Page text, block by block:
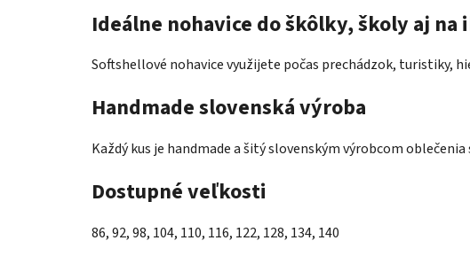
Ideálne nohavice do škôlky, školy aj na
Softshellové nohavice využijete počas prechádzok, turistiky,
Handmade slovenská výroba
Každý kus je handmade a šitý slovenským výrobcom
Dostupné veľkosti
86, 92, 98, 104, 110, 116, 122, 128, 134, 140